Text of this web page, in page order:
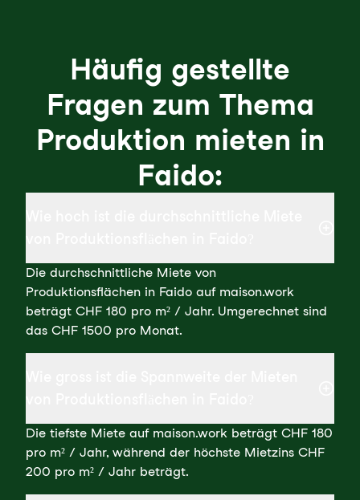
Häufig gestellte
Fragen zum Thema
Produktion mieten in
Faido:
Die durchschnittliche Miete von
Produktionsflächen in Faido auf maison.work
beträgt CHF 180 pro m² / Jahr. Umgerechnet sind
das CHF 1500 pro Monat.
Die tiefste Miete auf maison.work beträgt CHF 180
pro m² / Jahr, während der höchste Mietzins CHF
200 pro m² / Jahr beträgt.